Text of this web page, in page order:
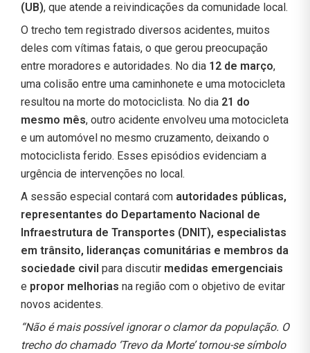
(UB), que atende a reivindicações da comunidade local.
O trecho tem registrado diversos acidentes, muitos
deles com vítimas fatais, o que gerou preocupação
entre moradores e autoridades. No dia 12 de março,
uma colisão entre uma caminhonete e uma motocicleta
resultou na morte do motociclista. No dia 21 do
mesmo mês, outro acidente envolveu uma motocicleta
e um automóvel no mesmo cruzamento, deixando o
motociclista ferido. Esses episódios evidenciam a
urgência de intervenções no local.
A sessão especial contará com autoridades públicas,
representantes do Departamento Nacional de
Infraestrutura de Transportes (DNIT), especialistas
em trânsito, lideranças comunitárias e membros da
sociedade civil para discutir medidas emergenciais
e propor melhorias na região com o objetivo de evitar
novos acidentes.
“Não é mais possível ignorar o clamor da população. O
trecho do chamado ‘Trevo da Morte’ tornou-se símbolo